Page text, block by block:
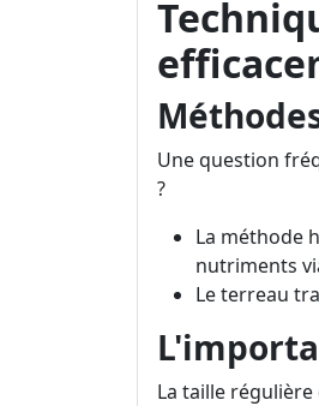
Une question
?
La méthode
nutriments
Le terreau
La taille